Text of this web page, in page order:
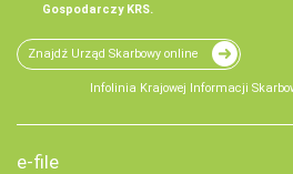
Gospodarczy KRS.
Znajdź Urząd Skarbowy online
Infolinia Krajowej Informacji
e-file